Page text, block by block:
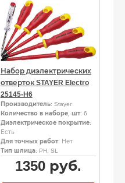
Набор диэлектрических
отверток STAYER Electro
25145-H6
Производитель: Stayer
Количество в наборе, шт: 6
Диэлектрическое покрытие:
Есть
Для точных работ: Нет
Тип шлица: PH, SL
1350руб.